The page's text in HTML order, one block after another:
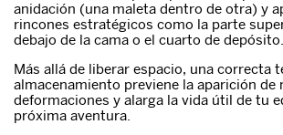
anidación (una maleta dentro de otra) y
rincones estratégicos como la parte
debajo de la cama o el cuarto de depósito.
Más allá de liberar espacio, una correcta
almacenamiento previene la aparición de
deformaciones y alarga la vida útil de tu
próxima aventura.